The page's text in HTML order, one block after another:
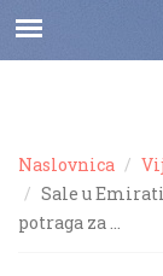
Naslovnica
Sale u
potraga za …